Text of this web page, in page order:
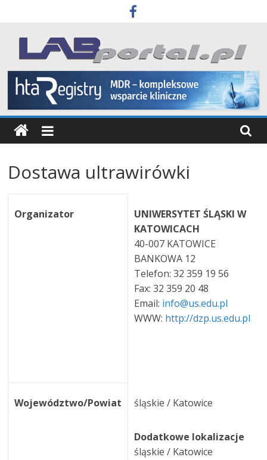
to
content
Labportal
Laboratoria
Aparatura
Badania
Dostawa ultrawirówki
Organizator
UNIWERSYTET ŚLĄSKI W
KATOWICACH
40-007 KATOWICE
BANKOWA 12
Telefon: 32 359 19 56
Fax: 32 359 20 48
Email: info@us.edu.pl
WWW: http://dzp.us.edu.pl
Województwo/Powiat śląskie / Katowice
Dodatkowe lokalizacje
śląskie / Katowice